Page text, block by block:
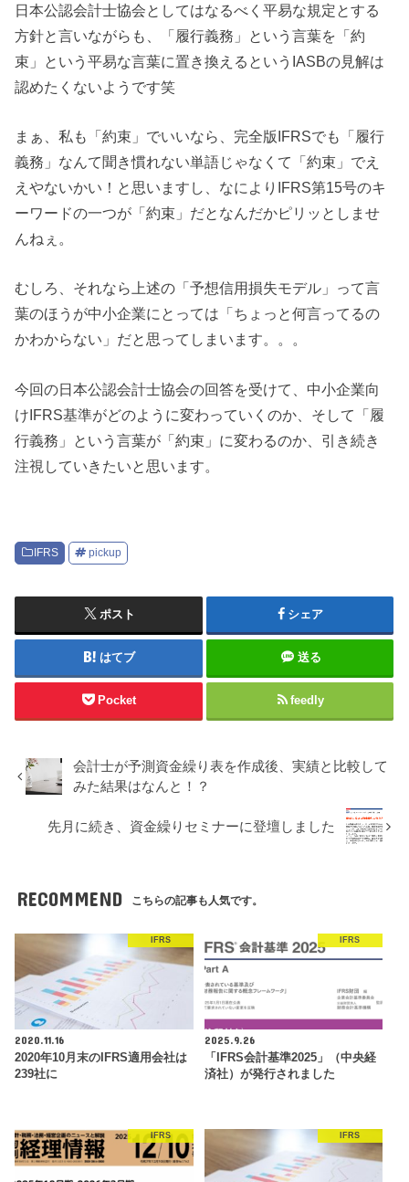
日本公認会計士協会としてはなるべく平易な規定とする
方針と言いながらも、「履行義務」という言葉を「約
束」という平易な言葉に置き換えるというIASBの見解は
認めたくないようです笑
まぁ、私も「約束」でいいなら、完全版IFRSでも「履行
義務」なんて聞き慣れない単語じゃなくて「約束」でえ
えやないかい！と思いますし、なによりIFRS第15号のキ
ーワードの一つが「約束」だとなんだかピリッとしませ
んねぇ。
むしろ、それなら上述の「予想信用損失モデル」って言
葉のほうが中小企業にとっては「ちょっと何言ってるの
かわからない」だと思ってしまいます。。。
今回の日本公認会計士協会の回答を受けて、中小企業向
けIFRS基準がどのように変わっていくのか、そして「履
行義務」という言葉が「約束」に変わるのか、引き続き
注視していきたいと思います。
IFRS pickup
ポスト シェア
はてブ 送る
Pocket feedly
会計士が予測資金繰り表を作成後、実績と比較して
みた結果はなんと！？
先月に続き、資金繰りセミナーに登壇しました
RECOMMEND こちらの記事も人気です。
IFRS
2020.11.16
2020年10月末のIFRS適用会社は
239社に
IFRS
2025.9.26
「IFRS会計基準2025」（中央経
済社）が発行されました
IFRS IFRS